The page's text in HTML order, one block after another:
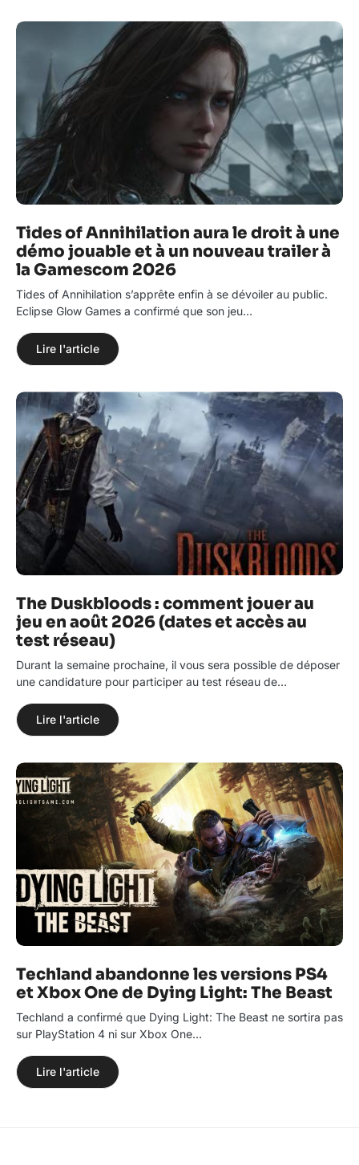
Tides of Annihilation aura le droit à une
démo jouable et à un nouveau trailer à
la Gamescom 2026
Tides of Annihilation s’apprête enfin à se dévoiler au public.
Eclipse Glow Games a confirmé que son jeu…
Lire l'article
The Duskbloods : comment jouer au
jeu en août 2026 (dates et accès au
test réseau)
Durant la semaine prochaine, il vous sera possible de déposer
une candidature pour participer au test réseau de…
Lire l'article
Techland abandonne les versions PS4
et Xbox One de Dying Light: The Beast
Techland a confirmé que Dying Light: The Beast ne sortira pas
sur PlayStation 4 ni sur Xbox One…
Lire l'article